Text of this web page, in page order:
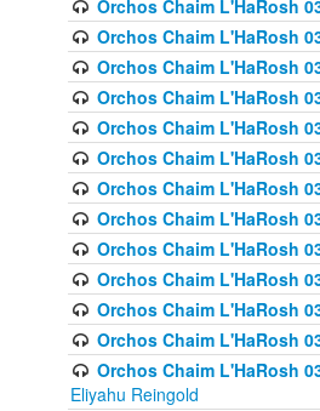
Orchos Chaim L'HaRosh
Orchos Chaim L'HaRosh
Orchos Chaim L'HaRosh
Orchos Chaim L'HaRosh
Orchos Chaim L'HaRosh
Orchos Chaim L'HaRosh
Orchos Chaim L'HaRosh
Orchos Chaim L'HaRosh
Orchos Chaim L'HaRosh
Orchos Chaim L'HaRosh
Orchos Chaim L'HaRosh
Orchos Chaim L'HaRosh
Orchos Chaim L'HaRosh
Eliyahu Reingold